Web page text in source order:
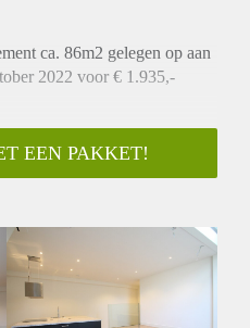
ca. 86m2 gelegen op aan
2022 voor € 1.935,-
de achterzijde van het pand
in de woonkeuken met
ruime woonkamer is gelegen,
door de grote ramen.
naar de 3e verdieping waar 3
kleine kamers zijn voorzien
EEN PAKKET!